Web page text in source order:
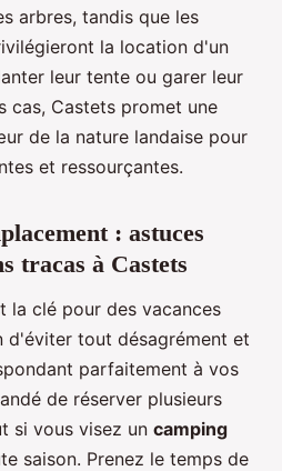
arbres, tandis que les
la location d'un
leur tente ou garer leur
cas, Castets promet une
de la nature landaise pour
et ressourçantes.
: astuces
tracas à Castets
la clé pour des vacances
d'éviter tout désagrément et
parfaitement à vos
de réserver plusieurs
si vous visez un camping
saison. Prenez le temps de